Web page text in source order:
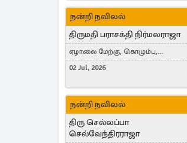
நன்றி நவிலல்
திருமதி பராசக்தி நிர்மலராஜா
ஏழாலை மேற்கு, கொழும்பு,
தங்காலை, London, United Kingdom
02 Jul, 2026
நன்றி நவிலல்
திரு செல்லப்பா
செல்வேந்திரராஜா